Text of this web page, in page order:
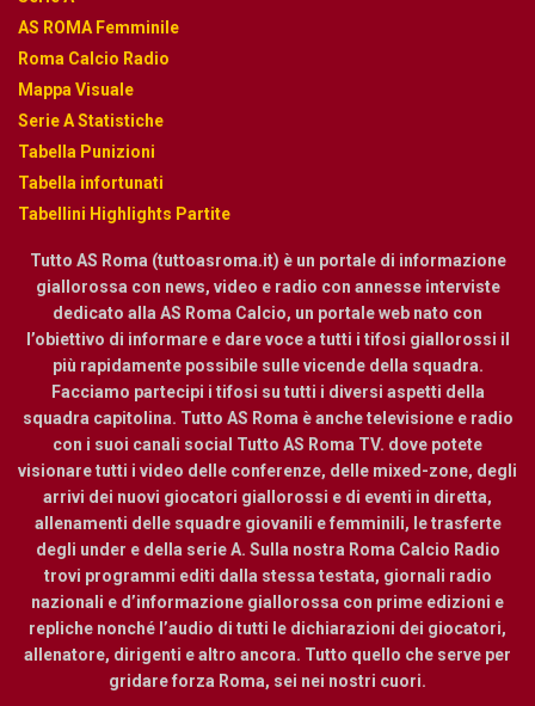
AS ROMA Femminile
Roma Calcio Radio
Mappa Visuale
Serie A Statistiche
Tabella Punizioni
Tabella infortunati
Tabellini Highlights Partite
Tutto AS Roma (tuttoasroma.it) è un portale di informazione
giallorossa con news, video e radio con annesse interviste
dedicato alla AS Roma Calcio, un portale web nato con
l’obiettivo di informare e dare voce a tutti i tifosi giallorossi il
più rapidamente possibile sulle vicende della squadra.
Facciamo partecipi i tifosi su tutti i diversi aspetti della
squadra capitolina. Tutto AS Roma è anche televisione e radio
con i suoi canali social Tutto AS Roma TV. dove potete
visionare tutti i video delle conferenze, delle mixed-zone, degli
arrivi dei nuovi giocatori giallorossi e di eventi in diretta,
allenamenti delle squadre giovanili e femminili, le trasferte
degli under e della serie A. Sulla nostra Roma Calcio Radio
trovi programmi editi dalla stessa testata, giornali radio
nazionali e d’informazione giallorossa con prime edizioni e
repliche nonché l’audio di tutti le dichiarazioni dei giocatori,
allenatore, dirigenti e altro ancora. Tutto quello che serve per
gridare forza Roma, sei nei nostri cuori.